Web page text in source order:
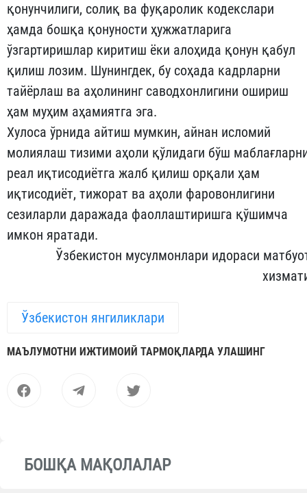
қонунчилиги, солиқ ва фуқаролик кодекслари
ҳамда бошқа қонуности ҳужжатларига
ўзгартиришлар киритиш ёки алоҳида қонун қабул
қилиш лозим. Шунингдек, бу соҳада кадрларни
тайёрлаш ва аҳолининг саводхонлигини ошириш
ҳам муҳим аҳамиятга эга.
Хулоса ўрнида айтиш мумкин, айнан исломий
молиялаш тизими аҳоли қўлидаги бўш
реал иқтисодиётга жалб қилиш орқали ҳам
иқтисодиёт, тижорат ва аҳоли фаровонлигини
сезиларли даражада фаоллаштиришга қўшимча
имкон яратади.
Ўзбекистон мусулмонлари идораси
Ўзбекистон янгиликлари
МАЪЛУМОТНИ ИЖТИМОИЙ ТАРМОҚЛАРДА УЛАШИНГ
БОШҚА МАҚОЛАЛАР